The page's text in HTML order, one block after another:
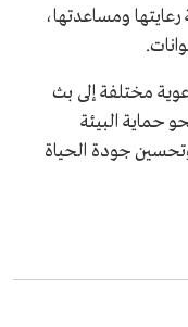
ومساعدتها،
مختلفة إلى بث
حماية البيئة
جودة الحياة